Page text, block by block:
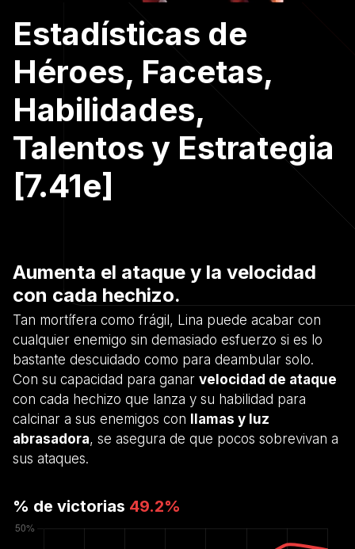
Estadísticas de
Héroes, Facetas,
Habilidades,
Talentos y Estrategia
[7.41e]
Aumenta el ataque y la velocidad
con cada hechizo.
Tan mortífera como frágil, Lina puede acabar con
cualquier enemigo sin demasiado esfuerzo si es lo
bastante descuidado como para deambular solo.
Con su capacidad para ganar velocidad de ataque
con cada hechizo que lanza y su habilidad para
calcinar a sus enemigos con llamas y luz
abrasadora, se asegura de que pocos sobrevivan a
sus ataques.
% de victorias 49.2%